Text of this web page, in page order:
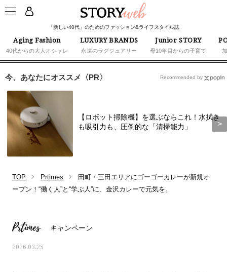
「新しい40代」のためのファッション&ライフスタイル誌
Aging Fashion
40代からの大人オシャレ
LUXURY BRANDS
永遠のラグジュアリー
Junior STORY
母10年目からの子育て
今、あなたにオススメ〈PR〉
【ロボット掃除機】を選ぶならこれ！水拭き
も吸引力も、圧倒的な「清掃能力」
Recommended by
TOP Prtimes
田町・三田エリアにゴーゴーカレーが新規オ
ープン！“働く人”と“学ぶ人”に、金沢カレーで元気を。
Prtimes キャンペーン
2026.03.25